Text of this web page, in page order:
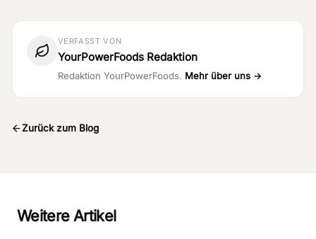
VERFASST VON
YourPowerFoods Redaktion
Redaktion YourPowerFoods. Mehr über uns →
Zurück zum Blog
Weitere Artikel